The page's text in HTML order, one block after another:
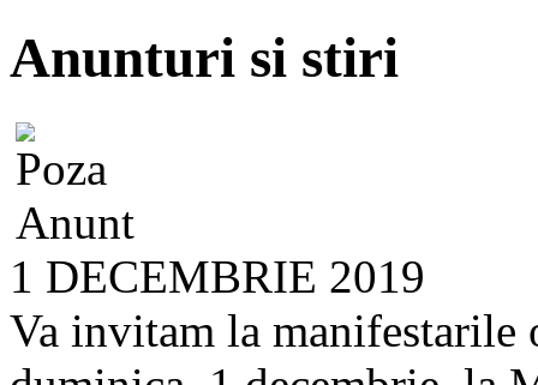
Anunturi si stiri
1 DECEMBRIE 2019
Va invitam la manifestarile